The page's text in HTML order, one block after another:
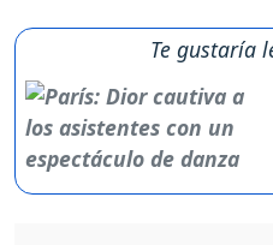
Te gustaría